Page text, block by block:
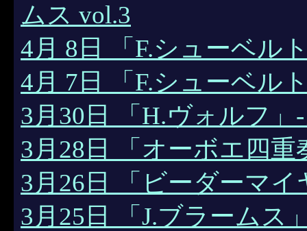
ムス vol.3
4月 8日 「F.シューベル
4月 7日 「F.シューベル
3月30日 「H.ヴォルフ
3月28日 「オーボエ四重
3月26日 「ビーダーマイ
3月25日 「J.ブラームス